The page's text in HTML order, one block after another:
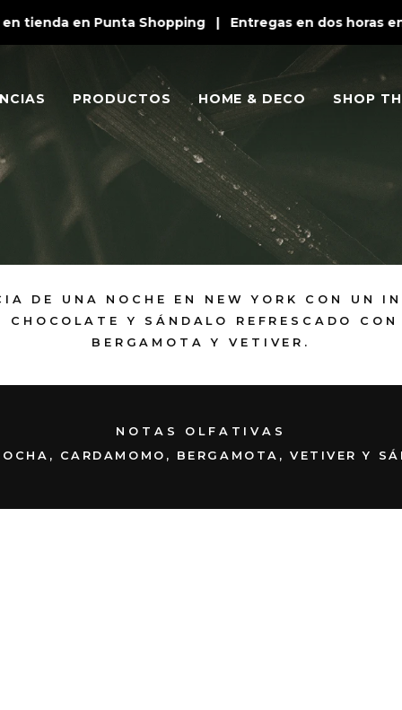
en Punta Shopping | Entregas en dos horas
PRODUCTOS HOME & DECO SHOP
DE UNA NOCHE EN NEW YORK CON UN
CHOCOLATE Y SÁNDALO REFRESCADO
BERGAMOTA Y VETIVER.
NOTAS OLFATIVAS
CARDAMOMO, BERGAMOTA, VETIVER Y